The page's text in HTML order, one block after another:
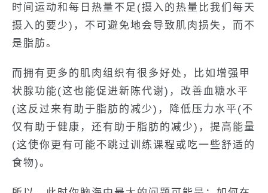
时间运动和每日热量不足(摄入的热量比我们每天
摄入的要少)，不可避免地会导致肌肉损失，而不
是脂肪。
而拥有更多的肌肉组织有很多好处，比如增强甲
状腺功能(这也能促进新陈代谢)，改善血糖水平
(这反过来有助于脂肪的减少)，降低压力水平(不
仅有助于健康，还有助于脂肪的减少)，提高能量
(这使你更有可能不跳过训练课程或吃一些舒适的
食物)。